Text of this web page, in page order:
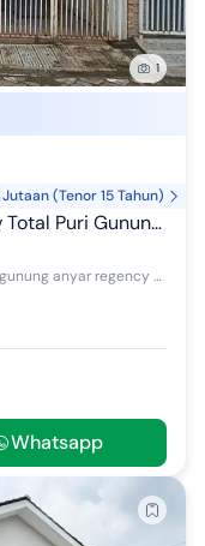
1
(Tenor 15 Tahun)
Regency, One Gate System
Rumah hitung tanah Butuh Renov total Puri gunung anyar regency Luas Tanah : 6x15 (90 m²) Luas Bangunan : 60 m² Kamar Tidur : 2 Kamar Mandi : 1 H...
Whatsapp